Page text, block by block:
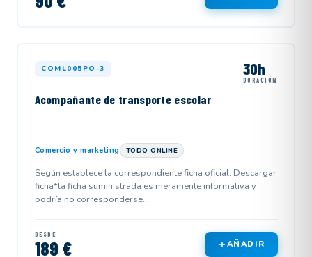
COML005PO-3 30h
DURACIÓN
Acompañante de transporte escolar
Comercio y marketing TODO ONLINE
Según establece la correspondiente ficha oficial. Descargar
ficha*la ficha suministrada es meramente informativa y
podría no corresponderse...
DESDE
189 € AÑADIR